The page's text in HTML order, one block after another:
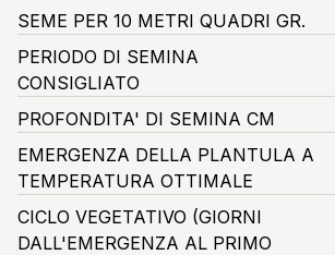
SEME PER 10 METRI QUADRI GR.
PERIODO DI SEMINA
CONSIGLIATO
PROFONDITA' DI SEMINA CM
EMERGENZA DELLA PLANTULA A
TEMPERATURA OTTIMALE
CICLO VEGETATIVO (GIORNI
DALL'EMERGENZA AL PRIMO